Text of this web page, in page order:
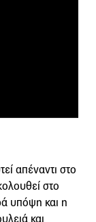
απέναντι στο
στο
υπόψη και η
και